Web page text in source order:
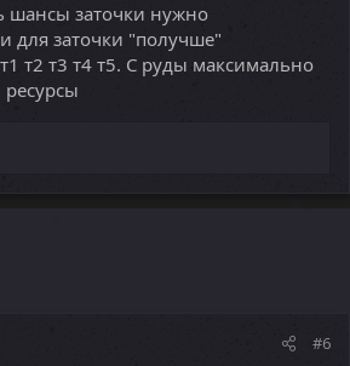
шансы заточки нужно
для заточки "получше"
т2 т3 т4 т5. С руды максимально
#6